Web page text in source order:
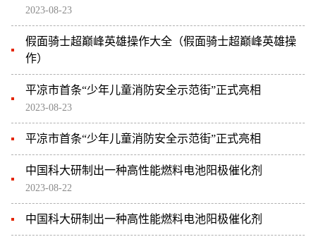
2023-08-23
假面骑士超巅峰英雄操作大全（假面骑士超巅峰英雄操
作）
平凉市首条“少年儿童消防安全示范街”正式亮相
2023-08-23
平凉市首条“少年儿童消防安全示范街”正式亮相
中国科大研制出一种高性能燃料电池阳极催化剂
2023-08-22
中国科大研制出一种高性能燃料电池阳极催化剂